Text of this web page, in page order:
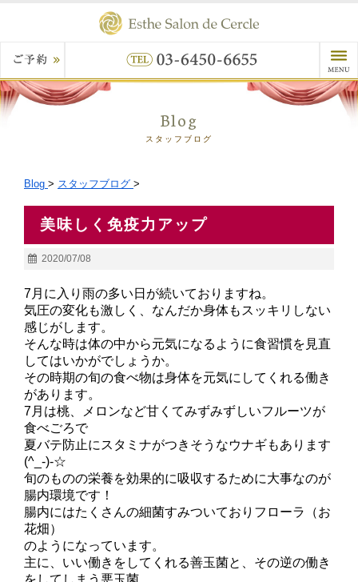
Blog
スタッフブログ
Blog > スタッフブログ >
美味しく免疫力アップ
2020/07/08
7月に入り雨の多い日が続いておりますね。
気圧の変化も激しく、なんだか身体もスッキリしない
感じがします。
そんな時は体の中から元気になるように食習慣を見直
してはいかがでしょうか。
その時期の旬の食べ物は身体を元気にしてくれる働き
があります。
7月は桃、メロンなど甘くてみずみずしいフルーツが
食べごろで
夏バテ防止にスタミナがつきそうなウナギもあります
(^_-)-☆
旬のものの栄養を効果的に吸収するために大事なのが
腸内環境です！
腸内にはたくさんの細菌すみついておりフローラ（お
花畑）
のようになっています。
主に、いい働きをしてくれる善玉菌と、その逆の働き
をしてしまう悪玉菌